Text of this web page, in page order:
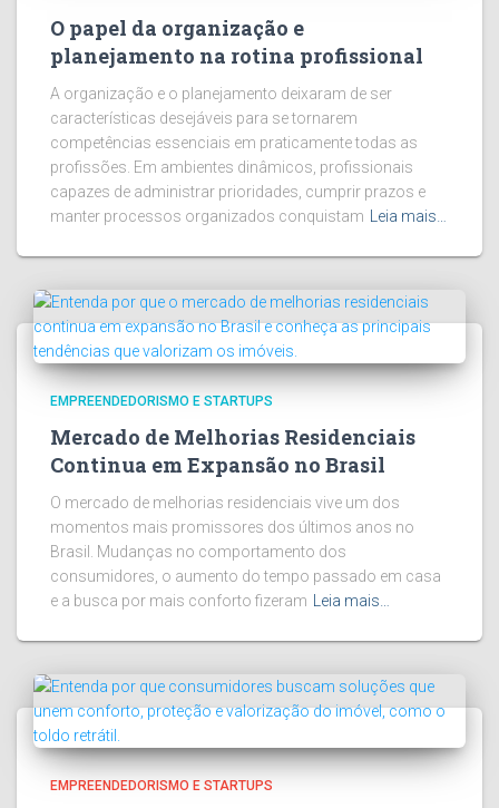
O papel da organização e
planejamento na rotina profissional
A organização e o planejamento deixaram de ser
características desejáveis para se tornarem
competências essenciais em praticamente todas as
profissões. Em ambientes dinâmicos, profissionais
capazes de administrar prioridades, cumprir prazos e
manter processos organizados conquistam
Leia mais…
EMPREENDEDORISMO E STARTUPS
Mercado de Melhorias Residenciais
Continua em Expansão no Brasil
O mercado de melhorias residenciais vive um dos
momentos mais promissores dos últimos anos no
Brasil. Mudanças no comportamento dos
consumidores, o aumento do tempo passado em casa
e a busca por mais conforto fizeram
Leia mais…
EMPREENDEDORISMO E STARTUPS